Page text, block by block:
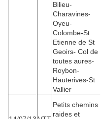
Bilieu-
Charavines-
Oyeu-
Colombe-St
Etienne de St
Geoirs- Col de
toutes aures-
Roybon-
Hauterives-St
Vallier
Petits chemins
raides et